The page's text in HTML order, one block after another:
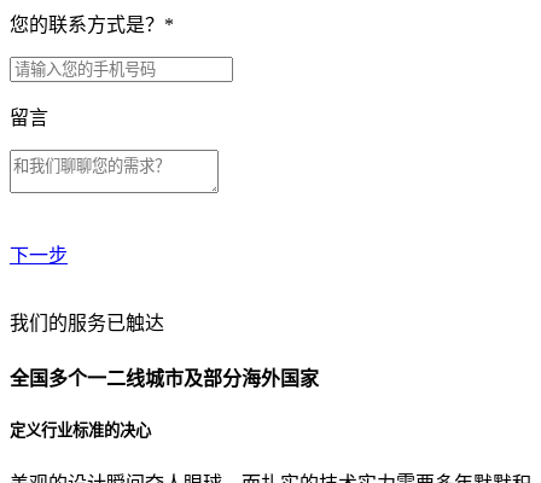
您的联系方式是？ *
留言
下一步
贵公司预算范围是？
贵公司的团队规模是？
我们的服务已触达
全国多个一二线城市及部分海外国家
定义行业标准的决心